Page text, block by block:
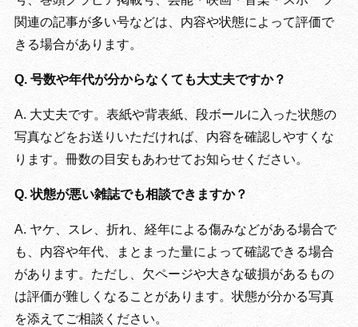
関連の記事が多い号などは、内容や状態によって評価で
きる場合があります。
Q. 号数や年代が分からなくても大丈夫ですか？
A. 大丈夫です。表紙や背表紙、段ボールに入った状態の
写真などをお送りいただければ、内容を確認しやすくな
ります。冊数の目安もあわせてお知らせください。
Q. 状態が悪い雑誌でも相談できますか？
A. ヤケ、スレ、折れ、経年による傷みなどがある場合で
も、内容や年代、まとまった量によって確認できる場合
があります。ただし、欠ページや大きな破損があるもの
は評価が難しくなることがあります。状態が分かる写真
を添えてご相談ください。